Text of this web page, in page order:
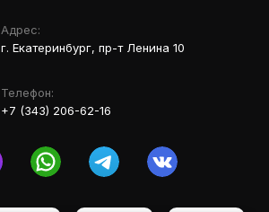
Адрес:
г. Екатеринбург, пр-т Ленина 10
Телефон:
+7 (343) 206-62-16